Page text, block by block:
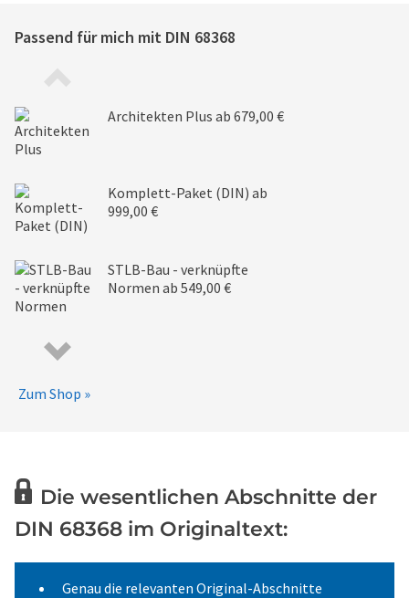
Passend für mich mit DIN 68368
Architekten Plus ab 679,00 €
Komplett-Paket (DIN) ab
999,00 €
STLB-Bau - verknüpfte
Normen ab 549,00 €
Zum Shop »
Die wesentlichen Abschnitte der
DIN 68368 im Originaltext:
Genau die relevanten Original-Abschnitte